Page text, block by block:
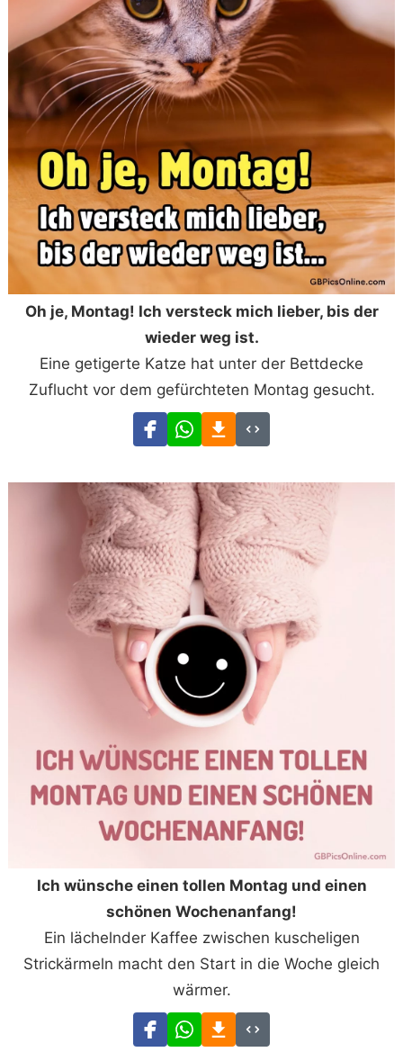
Oh je, Montag! Ich versteck mich lieber, bis der
wieder weg ist.
Eine getigerte Katze hat unter der Bettdecke
Zuflucht vor dem gefürchteten Montag gesucht.
Ich wünsche einen tollen Montag und einen
schönen Wochenanfang!
Ein lächelnder Kaffee zwischen kuscheligen
Strickärmeln macht den Start in die Woche gleich
wärmer.